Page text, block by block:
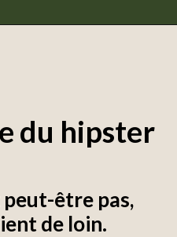
du hipster
peut-être pas,
de loin.